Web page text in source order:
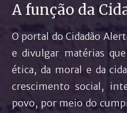
A função da
O portal do Cidadão
e divulgar matérias
ética, da moral e da
crescimento social,
povo, por meio do